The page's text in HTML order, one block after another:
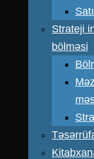
Strateji
bölməsi